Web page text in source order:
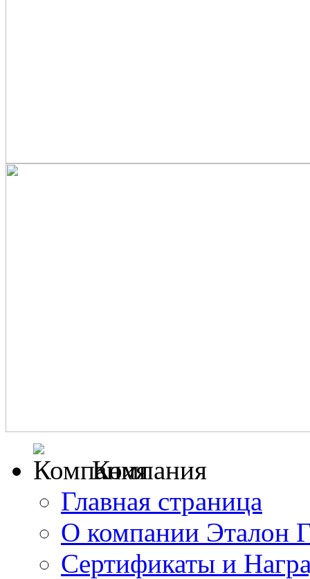
Компания
Главная страница
О компании Эталон
Сертификаты и